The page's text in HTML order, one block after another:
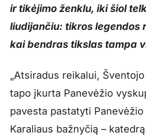
ir tikėjimo ženklu, iki šiol
liudijančiu: tikros legendos
kai bendras tikslas tampa
„Atsiradus reikalui,
tapo įkurta Panevėžio
pavesta pastatyti
Karaliaus bažnyčią –